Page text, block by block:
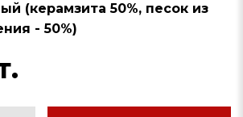
(керамзита 50%, песок из
- 50%)